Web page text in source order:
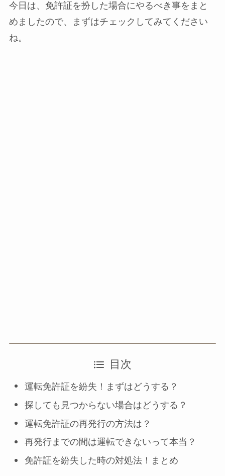
今日は、免許証を扮した場合にやるべき事をまと
めましたので、まずはチェックしてみてください
ね。
目次
運転免許証を紛失！まずはどうする？
探しても見つからない場合はどうする？
運転免許証の再発行の方法は？
再発行までの間は運転できないって本当？
免許証を紛失した時の対処法！まとめ